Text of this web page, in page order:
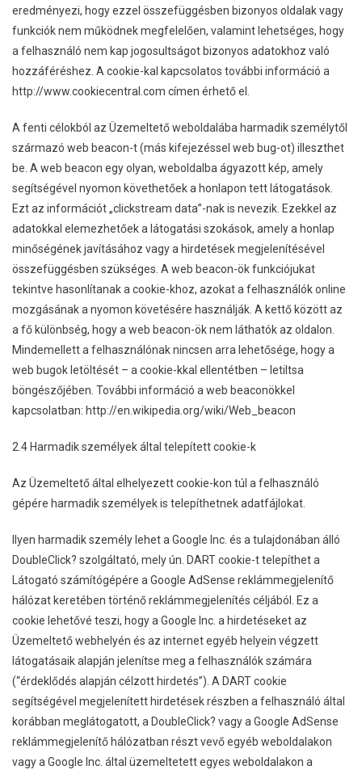
eredményezi, hogy ezzel összefüggésben bizonyos oldalak vagy
funkciók nem működnek megfelelően, valamint lehetséges, hogy
a felhasználó nem kap jogosultságot bizonyos adatokhoz való
hozzáféréshez. A cookie-kal kapcsolatos további információ a
http://www.cookiecentral.com címen érhető el.
A fenti célokból az Üzemeltető weboldalába harmadik személytől
származó web beacon-t (más kifejezéssel web bug-ot) illeszthet
be. A web beacon egy olyan, weboldalba ágyazott kép, amely
segítségével nyomon követhetőek a honlapon tett látogatások.
Ezt az információt „clickstream data”-nak is nevezik. Ezekkel az
adatokkal elemezhetőek a látogatási szokások, amely a honlap
minőségének javításához vagy a hirdetések megjelenítésével
összefüggésben szükséges. A web beacon-ök funkciójukat
tekintve hasonlítanak a cookie-khoz, azokat a felhasználók online
mozgásának a nyomon követésére használják. A kettő között az
a fő különbség, hogy a web beacon-ök nem láthatók az oldalon.
Mindemellett a felhasználónak nincsen arra lehetősége, hogy a
web bugok letöltését – a cookie-kkal ellentétben – letiltsa
böngészőjében. További információ a web beaconökkel
kapcsolatban: http://en.wikipedia.org/wiki/Web_beacon
2.4 Harmadik személyek által telepített cookie-k
Az Üzemeltető által elhelyezett cookie-kon túl a felhasználó
gépére harmadik személyek is telepíthetnek adatfájlokat.
Ilyen harmadik személy lehet a Google Inc. és a tulajdonában álló
DoubleClick? szolgáltató, mely ún. DART cookie-t telepíthet a
Látogató számítógépére a Google AdSense reklámmegjelenítő
hálózat keretében történő reklámmegjelenítés céljából. Ez a
cookie lehetővé teszi, hogy a Google Inc. a hirdetéseket az
Üzemeltető webhelyén és az internet egyéb helyein végzett
látogatásaik alapján jelenítse meg a felhasználók számára
(“érdeklődés alapján célzott hirdetés”). A DART cookie
segítségével megjelenített hirdetések részben a felhasználó által
korábban meglátogatott, a DoubleClick? vagy a Google AdSense
reklámmegjelenítő hálózatban részt vevő egyéb weboldalakon
vagy a Google Inc. által üzemeltetett egyes weboldalakon a